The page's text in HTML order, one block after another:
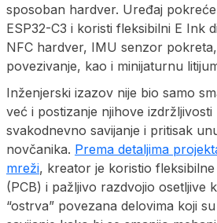
sposoban hardver. Uređaj
ESP32-C3 i koristi fleksibilni E Ink
NFC hardver, IMU senzor
povezivanje, kao i minijaturnu
Inženjerski izazov nije bio samo
već i postizanje njihove
svakodnevno savijanje i pritisak
novčanika. Prema detaljima
mreži, kreator je koristio
(PCB) i pažljivo razdvojio osetljive
“ostrva” povezana delovima koji